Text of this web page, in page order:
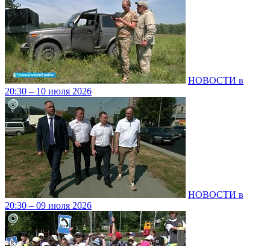
НОВОСТИ в
20:30 – 10 июля 2026
НОВОСТИ в
20:30 – 09 июля 2026